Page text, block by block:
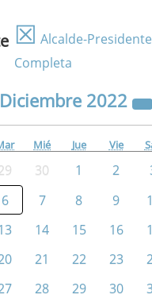
☒ Alcalde-Presidente
Completa
Diciembre 2022
Mié Jue Vie
30 1 2
6 7 8 9
14 15 16
21 22 23
28 29 30